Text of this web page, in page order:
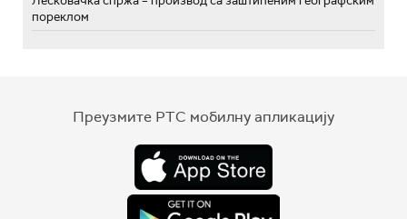
пореклом
Преузмите РТС мобилну апликацију